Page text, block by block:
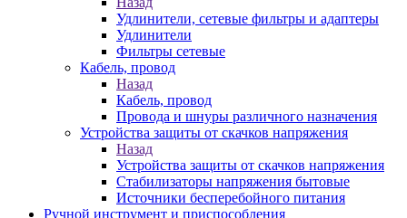
Удлинители, сетевые фильтры и адаптеры
Удлинители
Фильтры сетевые
Кабель, провод
Назад
Кабель, провод
Провода и шнуры различного назначения
Устройства защиты от скачков напряжения
Назад
Устройства защиты от скачков напряжения
Стабилизаторы напряжения бытовые
Источники бесперебойного питания
Ручной инструмент и приспособления